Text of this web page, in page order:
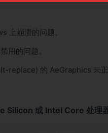
上崩溃的问题。
用的问题。
replace) 的 AeGraphics 未正
Silicon 或 Intel Core 处理